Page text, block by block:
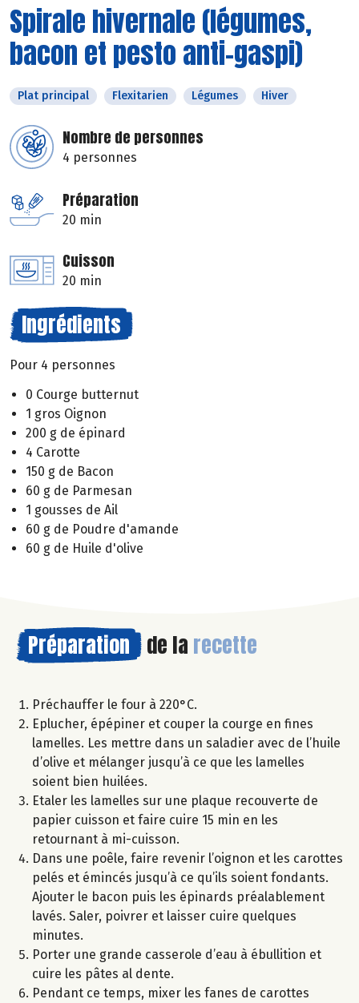
Spirale hivernale (légumes,
bacon et pesto anti-gaspi)
Plat principal Flexitarien Légumes Hiver
Nombre de personnes
4 personnes
Préparation
20 min
Cuisson
20 min
Ingrédients
Pour 4 personnes
0 Courge butternut
1 gros Oignon
200 g de épinard
4 Carotte
150 g de Bacon
60 g de Parmesan
1 gousses de Ail
60 g de Poudre d'amande
60 g de Huile d'olive
Préparation de la recette
Préchauffer le four à 220°C.
Eplucher, épépiner et couper la courge en fines
lamelles. Les mettre dans un saladier avec de l’huile
d’olive et mélanger jusqu’à ce que les lamelles
soient bien huilées.
Etaler les lamelles sur une plaque recouverte de
papier cuisson et faire cuire 15 min en les
retournant à mi-cuisson.
Dans une poêle, faire revenir l’oignon et les carottes
pelés et émincés jusqu’à ce qu’ils soient fondants.
Ajouter le bacon puis les épinards préalablement
lavés. Saler, poivrer et laisser cuire quelques
minutes.
Porter une grande casserole d’eau à ébullition et
cuire les pâtes al dente.
Pendant ce temps, mixer les fanes de carottes